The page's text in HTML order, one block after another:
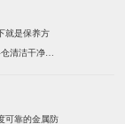
缆是否破
就是保养方
清洁干净。
螺丝机螺丝
可靠的金属防